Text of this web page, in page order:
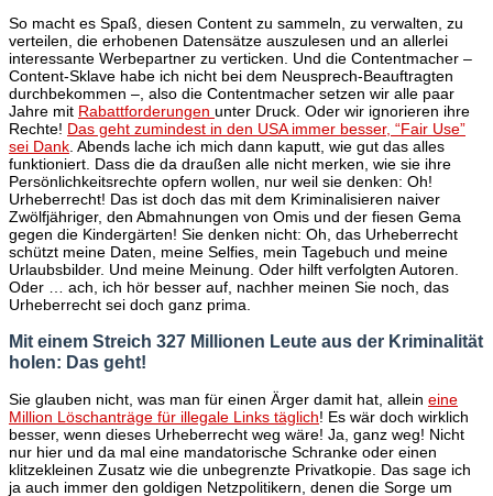
So macht es Spaß, diesen Content zu sammeln, zu verwalten, zu
verteilen, die erhobenen Datensätze auszulesen und an allerlei
interessante Werbepartner zu verticken. Und die Contentmacher –
Content-Sklave habe ich nicht bei dem Neusprech-Beauftragten
durchbekommen –, also die Contentmacher setzen wir alle paar
Jahre mit Rabattforderungen unter Druck. Oder wir ignorieren ihre
Rechte! Das geht zumindest in den USA immer besser, “Fair Use”
sei Dank . Abends lache ich mich dann kaputt, wie gut das alles
funktioniert. Dass die da draußen alle nicht merken, wie sie ihre
Persönlichkeitsrechte opfern wollen, nur weil sie denken: Oh!
Urheberrecht! Das ist doch das mit dem Kriminalisieren naiver
Zwölfjähriger, den Abmahnungen von Omis und der fiesen Gema
gegen die Kindergärten! Sie denken nicht: Oh, das Urheberrecht
schützt meine Daten, meine Selfies, mein Tagebuch und meine
Urlaubsbilder. Und meine Meinung. Oder hilft verfolgten Autoren.
Oder … ach, ich hör besser auf, nachher meinen Sie noch, das
Urheberrecht sei doch ganz prima.
Mit einem Streich 327 Millionen Leute aus der Kriminalität
holen: Das geht!
Sie glauben nicht, was man für einen Ärger damit hat, allein eine
Million Löschanträge für illegale Links täglich! Es wär doch wirklich
besser, wenn dieses Urheberrecht weg wäre! Ja, ganz weg! Nicht
nur hier und da mal eine mandatorische Schranke oder einen
klitzekleinen Zusatz wie die unbegrenzte Privatkopie. Das sage ich
ja auch immer den goldigen Netzpolitikern, denen die Sorge um